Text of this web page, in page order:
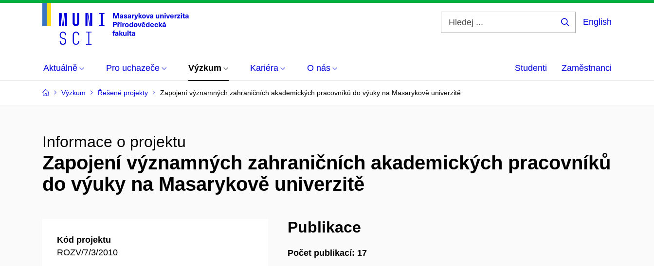
English
Aktuálně Pro uchazeče Výzkum Kariéra O nás Studenti Zaměstnanci
Výzkum Řešené projekty Zapojení významných zahraničních akademických pracovníků do výuky na Masarykově univerzitě
Informace o projektu
Zapojení významných zahraničních akademických pracovníků
do výuky na Masarykově univerzitě
Kód projektu
ROZV/7/3/2010
Publikace
Počet publikací: 17